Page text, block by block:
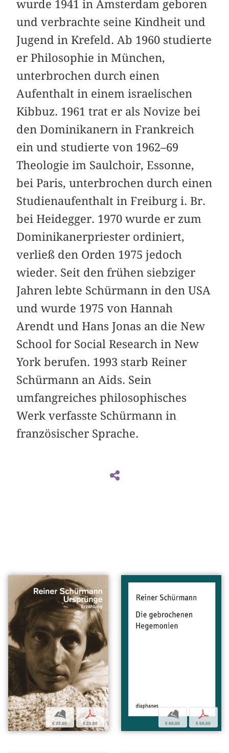
wurde 1941 in Amsterdam geboren
und ver­brachte seine Kindheit und
Jugend in Krefeld. Ab 1960 studierte
er Philosophie in München,
unterbrochen durch einen
Aufenthalt in einem israelischen
Kibbuz. 1961 trat er als Novize bei
den Dominikanern in Frankreich
ein und studierte von 1962–69
Theologie im Saulchoir, Essonne,
bei Paris, unterbrochen durch einen
Studienaufenthalt in Freiburg i. Br.
bei Heidegger. 1970 wurde er zum
Dominikanerpriester ordiniert,
verließ den Orden 1975 jedoch
wieder. Seit den frühen siebziger
Jahren lebte Schürmann in den USA
und wurde 1975 von Hannah
Arendt und Hans Jonas an die New
School for Social Research in New
York berufen. 1993 starb Reiner
Schürmann an Aids. Sein
umfangreiches philosophisches
Werk verfasste Schürmann in
französischer Sprache.
b
€ 25,00
p
€ 25,00
b
€ 68,00
p
€ 68,00